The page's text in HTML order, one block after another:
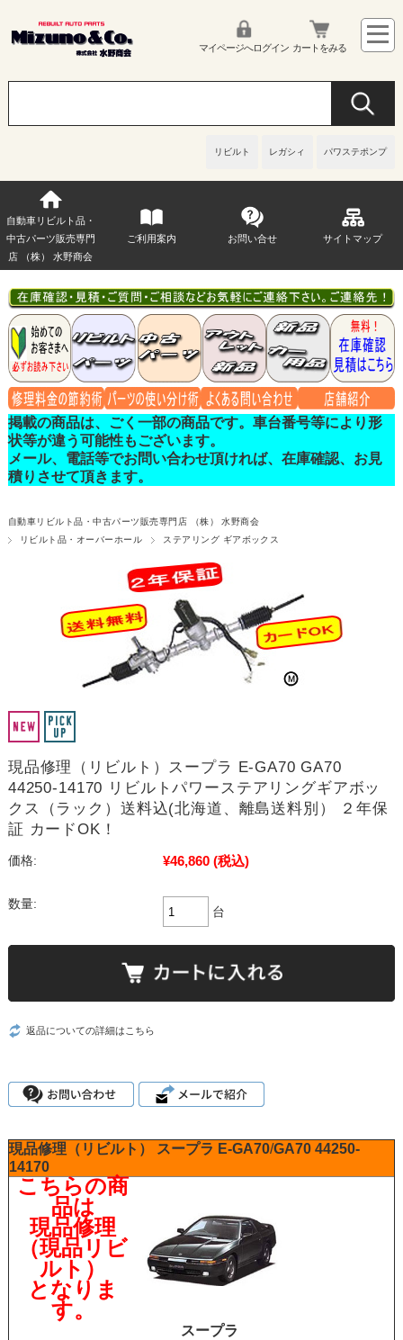
リビルト レガシィ パワステポンプ
マイページへログイン カートをみる
自動車リビルト品・
中古パーツ販売専門
店 （株） 水野商会
ご利用案内 お問い合せ サイトマップ
掲載の商品は、ごく一部の商品です。車台番号等により形
状等が違う可能性もございます。
メール、電話等でお問い合わせ頂ければ、在庫確認、お見
積りさせて頂きます。
自動車リビルト品・中古パーツ販売専門店 （株） 水野商会
リビルト品・オーバーホール
ステアリング ギアボックス
現品修理（リビルト）スープラ E-GA70 GA70
44250-14170 リビルトパワーステアリングギアボッ
クス（ラック）送料込(北海道、離島送料別） ２年保
証 カードOK！
価格: ¥46,860 (税込)
数量:
台
返品についての詳細はこちら
現品修理（リビルト） スープラ E-GA70/GA70 44250-
14170
こちらの商
品は
現品修理
（現品リビ
ルト）
となりま
す。
スープラ